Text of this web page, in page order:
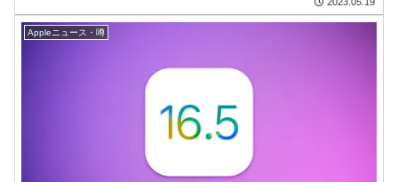
Appleニュース・噂